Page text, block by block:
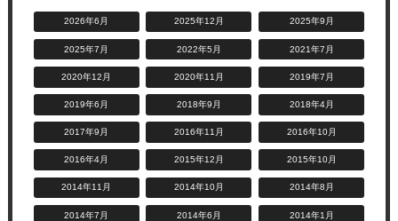
2026年6月 2025年12月 2025年9月
2025年7月 2022年5月 2021年7月
2020年12月 2020年11月 2019年7月
2019年6月 2018年9月 2018年4月
2017年9月 2016年11月 2016年10月
2016年4月 2015年12月 2015年10月
2014年11月 2014年10月 2014年8月
2014年7月 2014年6月 2014年1月